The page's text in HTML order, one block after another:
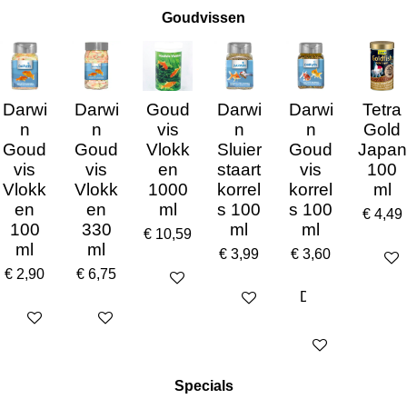
Goudvissen
Darwi
n
Goud
vis
Vlokk
en
100
ml
€ 2,90
In winkelwagen
Darwi
n
Goud
vis
Vlokk
en
330
ml
€ 6,75
In winkelwagen
Goud
vis
Vlokk
en
1000
ml
€ 10,59
In winkelwagen
Darwi
n
Sluier
staart
korrel
s 100
ml
€ 3,99
In winkelwagen
Darwi
n
Goud
vis
korrel
s 100
ml
€ 3,60
In winkelwagen
Tetra
Gold
Japan
100
ml
€ 4,49
In
Specials